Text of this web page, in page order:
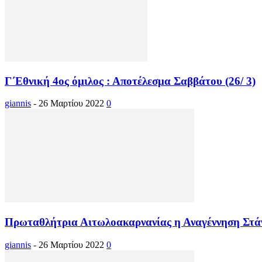
Γ΄Εθνική 4ος όμιλος : Αποτέλεσμα Σαββάτου (26/ 3)
giannis - 26 Μαρτίου 2022 0
Πρωταθλήτρια Αιτωλοακαρνανίας η Αναγέννηση
giannis - 26 Μαρτίου 2022 0